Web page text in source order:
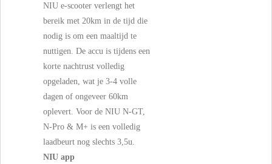
NIU e-scooter verlengt het
bereik met 20km in de tijd die
nodig is om een maaltijd te
nuttigen. De accu is tijdens een
korte nachtrust volledig
opgeladen, wat je 3-4 volle
dagen of ongeveer 60km
oplevert. Voor de NIU N-GT,
N-Pro & M+ is een volledig
laadbeurt nog slechts 3,5u.
NIU app